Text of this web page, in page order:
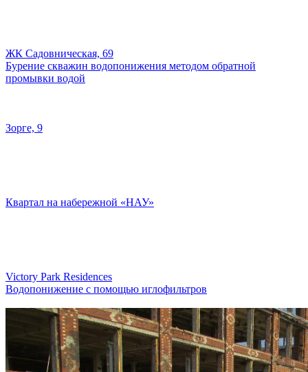
ЖК Садовническая, 69
Бурение скважин водопонижения методом обратной
промывки водой
Зорге, 9
Квартал на набережной «НАУ»
Victory Park Residences
Водопонижение с помощью иглофильтров